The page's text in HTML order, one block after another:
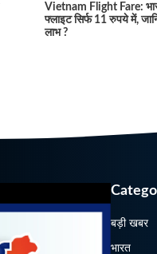
Vietnam Flight Fare:
फ्लाइट सिर्फ 11 रुपये में,
लाभ ?
बड़ी खबर
भारत